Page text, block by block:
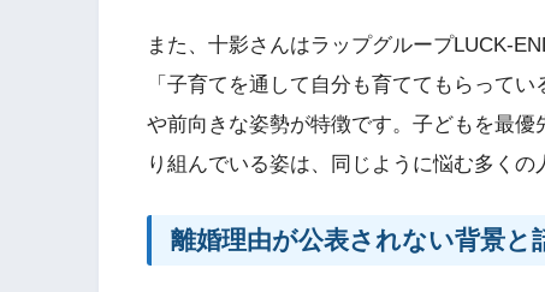
また、十影さんはラップグループLUCK-
「子育てを通して自分も育ててもらって
や前向きな姿勢が特徴です。子どもを最
り組んでいる姿は、同じように悩む多くの
離婚理由が公表されない背景と